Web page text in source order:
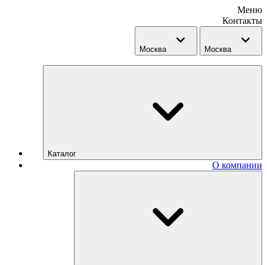
Меню
Контакты
Москва Москва
Каталог
О компании